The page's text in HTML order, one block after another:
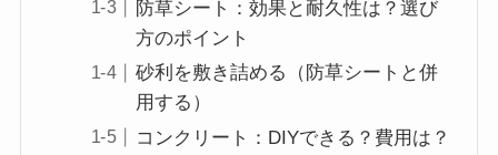
防草シート：効果と耐久性は？選び
方のポイント
砂利を敷き詰める（防草シートと併
用する）
コンクリート：DIYできる？費用は？